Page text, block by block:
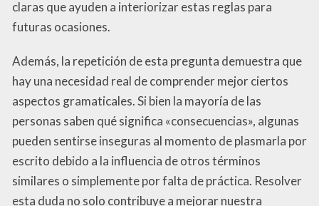
claras que ayuden a interiorizar estas reglas para
futuras ocasiones.
Además, la repetición de esta pregunta demuestra que
hay una necesidad real de comprender mejor ciertos
aspectos gramaticales. Si bien la mayoría de las
personas saben qué significa «consecuencias», algunas
pueden sentirse inseguras al momento de plasmarla por
escrito debido a la influencia de otros términos
similares o simplemente por falta de práctica. Resolver
esta duda no solo contribuye a mejorar nuestra